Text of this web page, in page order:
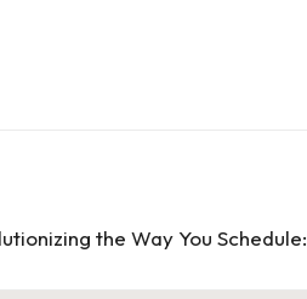
the Way You